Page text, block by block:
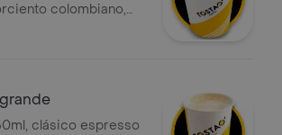
colombiano,
perfecta de leche
clásico espresso